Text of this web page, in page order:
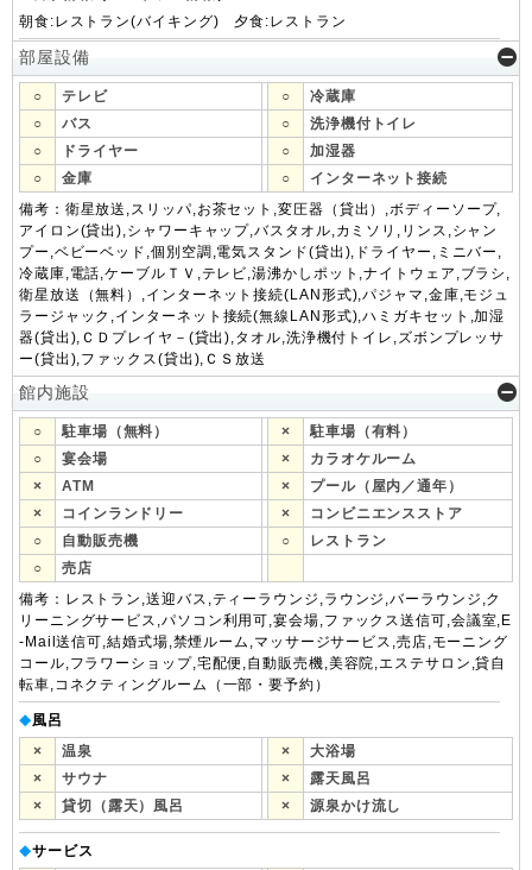
朝食:レストラン(バイキング) 夕食:レストラン
部屋設備
○ テレビ ○
冷蔵庫
○
バス ○
洗浄機付トイレ
○
ドライヤー ○
加湿器
○
金庫 ○
インターネット接続
備考：衛星放送,スリッパ,お茶セット,変圧器（貸出）,ボディーソープ,
アイロン(貸出),シャワーキャップ,バスタオル,カミソリ,リンス,シャン
プー,ベビーベッド,個別空調,電気スタンド(貸出),ドライヤー,ミニバー,
冷蔵庫,電話,ケーブルＴＶ,テレビ,湯沸かしポット,ナイトウェア,ブラシ,
衛星放送（無料）,インターネット接続(LAN形式),パジャマ,金庫,モジュ
ラージャック,インターネット接続(無線LAN形式),ハミガキセット,加湿
器(貸出),ＣＤプレイヤ－(貸出),タオル,洗浄機付トイレ,ズボンプレッサ
ー(貸出),ファックス(貸出),ＣＳ放送
館内施設
○ 駐車場（無料） ×
駐車場（有料）
○
宴会場 ×
カラオケルーム
×
ATM ×
プール（屋内／通年）
×
コインランドリー ×
コンビニエンスストア
○
自動販売機 ○
レストラン
○
売店
備考：レストラン,送迎バス,ティーラウンジ,ラウンジ,バーラウンジ,ク
リーニングサービス,パソコン利用可,宴会場,ファックス送信可,会議室,E
-Mail送信可,結婚式場,禁煙ルーム,マッサージサービス,売店,モーニング
コール,フラワーショップ,宅配便,自動販売機,美容院,エステサロン,貸自
転車,コネクティングルーム（一部・要予約）
◆風呂
×
温泉 ×
大浴場
×
サウナ ×
露天風呂
×
貸切（露天）風呂 × 源泉かけ流し
◆サービス